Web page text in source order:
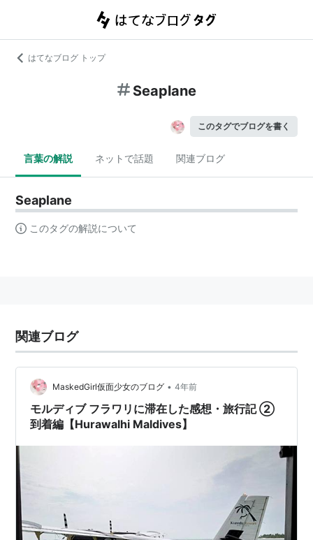
はてなブログ トップ
Seaplane
このタグでブログを書く
言葉の解説 ネットで話題 関連ブログ
Seaplane
このタグの解説について
関連ブログ
MaskedGirl仮面少女のブログ • 4年前
モルディブ フラワリに滞在した感想・旅行記 ②
到着編【Hurawalhi Maldives】